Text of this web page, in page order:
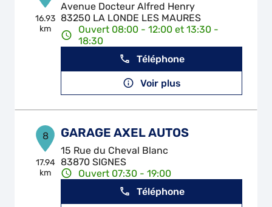
16.93
km
Avenue Docteur Alfred Henry
83250 LA LONDE LES MAURES
Ouvert 08:00 - 12:00 et 13:30 -
18:30
Téléphone
Voir plus
8
17.94
km
GARAGE AXEL AUTOS
15 Rue du Cheval Blanc
83870 SIGNES
Ouvert 07:30 - 19:00
Téléphone